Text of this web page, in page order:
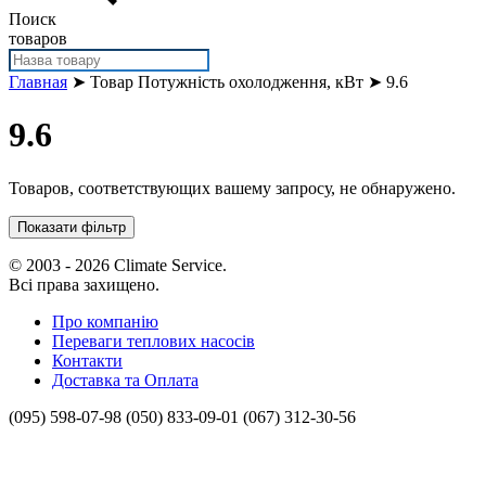
Поиск
товаров
Главная ➤ Товар Потужність охолодження, кВт ➤ 9.6
9.6
Товаров, соответствующих вашему запросу, не обнаружено.
Показати фільтр
© 2003 - 2026 Climate Service.
Всі права захищено.
Про компанію
Переваги теплових насосів
Контакти
Доставка та Оплата
(095) 598-07-98 (050) 833-09-01 (067) 312-30-56